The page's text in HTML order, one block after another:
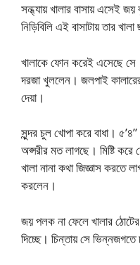
সন্ধ্যায় খালার বাসায় এসেই
নিড়িবিলি এই বাসাটায় তার
খালাকে ফোন করেই এসেছে
দরজা খুললেন। জলপাই
দেয়া।
সুন্দর চুল খোপা করে বাধা।
অপ্সরীর মত লাগছে। মিষ্টি
খালা নানা কথা জিজ্ঞাস করতে
করলেন।
জয় পলক না ফেলে খালার
দিচ্ছে। চিন্তায় সে